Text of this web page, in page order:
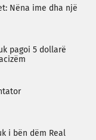
Nëna ime dha një
pagoi 5 dollarë
i bën dëm Real